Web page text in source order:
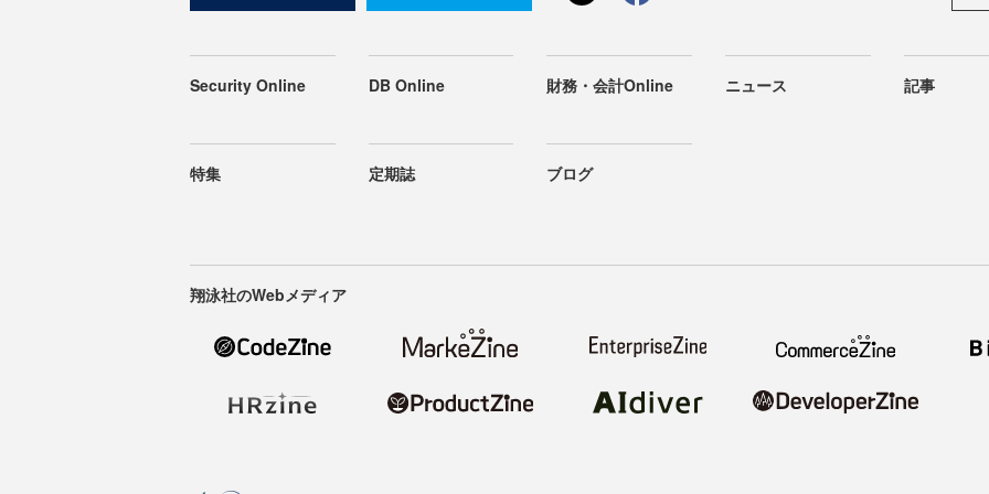
Security Online DB Online 財務・会計Online ニュース 記事
特集 定期誌 ブログ
翔泳社のWebメディア